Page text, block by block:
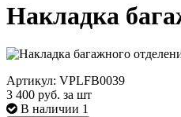
Накладка
Артикул: VPLFB0039
3 400 руб. за шт
В наличии 1